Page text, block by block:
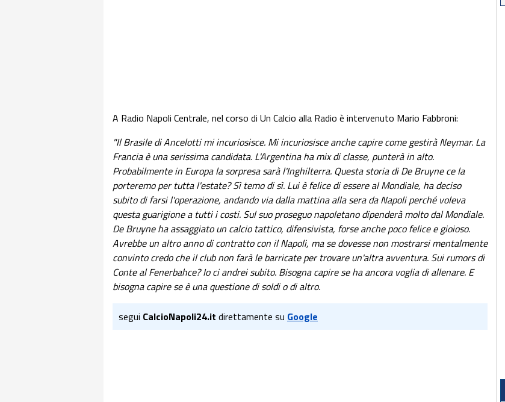
A Radio Napoli Centrale, nel corso di Un Calcio alla Radio è intervenuto Mario Fabbroni:
"Il Brasile di Ancelotti mi incuriosisce. Mi incuriosisce anche capire come gestirà Neymar. La
Francia è una serissima candidata. L'Argentina ha mix di classe, punterà in alto.
Probabilmente in Europa la sorpresa sarà l'Inghilterra. Questa storia di De Bruyne ce la
porteremo per tutta l'estate? Sì temo di sì. Lui è felice di essere al Mondiale, ha deciso
subito di farsi l'operazione, andando via dalla mattina alla sera da Napoli perché voleva
questa guarigione a tutti i costi. Sul suo proseguo napoletano dipenderà molto dal Mondiale.
De Bruyne ha assaggiato un calcio tattico, difensivista, forse anche poco felice e gioioso.
Avrebbe un altro anno di contratto con il Napoli, ma se dovesse non mostrarsi mentalmente
convinto credo che il club non farà le barricate per trovare un'altra avventura. Sui rumors di
Conte al Fenerbahce? Io ci andrei subito. Bisogna capire se ha ancora voglia di allenare. E
bisogna capire se è una questione di soldi o di altro.
segui CalcioNapoli24.it direttamente su Google